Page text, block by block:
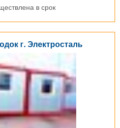
в срок
г. Электросталь